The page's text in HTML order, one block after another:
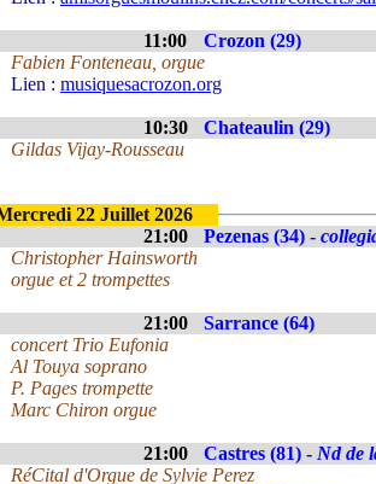
11:00 Crozon (29)
Fabien Fonteneau, orgue
Lien : musiquesacrozon.org
10:30 Chateaulin (29)
Gildas Vijay-Rousseau
22 Juillet 2026
21:00
Pezenas (34) -
Christopher Hainsworth
orgue et 2 trompettes
21:00 Sarrance (64)
concert Trio Eufonia
Al Touya soprano
P. Pages trompette
Marc Chiron orgue
21:00 Castres (81) - Nd de
RéCital d'Orgue de Sylvie Perez